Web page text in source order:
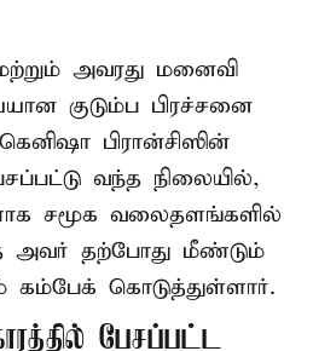
அவரது மனைவி
குடும்ப பிரச்சனை
பிரான்சிஸின்
வந்த நிலையில்,
சமூக வலைதளங்களில்
அவர் தற்போது மீண்டும்
கம்பேக் கொடுத்துள்ளார்.
பேசப்பட்ட